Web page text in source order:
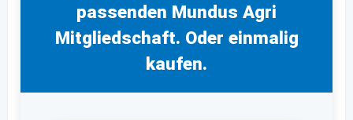
passenden Mundus Agri
Mitgliedschaft. Oder einmalig
kaufen.